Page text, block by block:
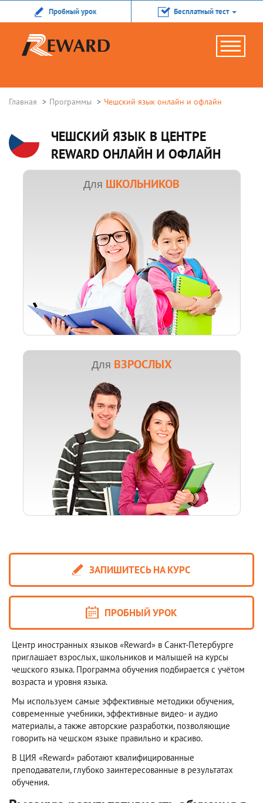
Пробный урок Бесплатный тест
Главная Программы Чешский язык онлайн и офлайн
ЧЕШСКИЙ ЯЗЫК В ЦЕНТРЕ
REWARD ОНЛАЙН И ОФЛАЙН
Для ШКОЛЬНИКОВ
Для ВЗРОСЛЫХ
ЗАПИШИТЕСЬ НА КУРС
ПРОБНЫЙ УРОК
Центр иностранных языков «Reward» в Санкт-Петербурге
приглашает взрослых, школьников и малышей на курсы
чешского языка. Программа обучения подбирается с учётом
возраста и уровня языка.
Мы используем самые эффективные методики обучения,
современные учебники, эффективные видео- и аудио
материалы, а также авторские разработки, позволяющие
говорить на чешском языке правильно и красиво.
В ЦИЯ «Reward» работают квалифицированные
преподаватели, глубоко заинтересованные в результатах
обучения.